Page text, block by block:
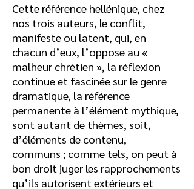
Cette référence hellénique, chez
nos trois auteurs, le conflit,
manifeste ou latent, qui, en
chacun d’eux, l’oppose au «
malheur chrétien », la réflexion
continue et fascinée sur le genre
dramatique, la référence
permanente à l’élément mythique,
sont autant de thèmes, soit,
d’éléments de contenu,
communs ; comme tels, on peut à
bon droit juger les rapprochements
qu’ils autorisent extérieurs et